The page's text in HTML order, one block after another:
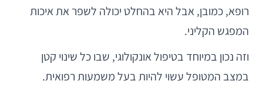
רופא, כמובן, אבל היא בהחלט יכולה לשפר את איכות
המפגש הקליני.
וזה נכון במיוחד בטיפול אונקולוגי, שבו כל שינוי קטן
במצב המטופל עשוי להיות בעל משמעות רפואית.